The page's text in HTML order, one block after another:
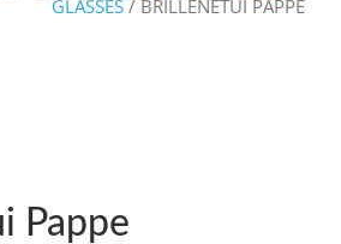
GLASSES / BRILLENETUI PAPPE
Pappe